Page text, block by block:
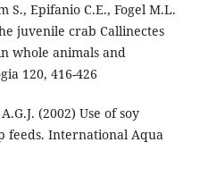
S., Epifanio C.E., Fogel M.L.
juvenile crab Callinectes
whole animals and
120, 416-426
(2002) Use of soy
feeds. International Aqua